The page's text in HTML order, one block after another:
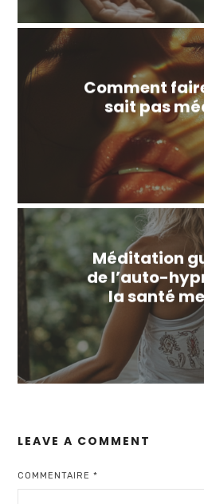
Comment
sait pas
Méditation
de l’auto-
la santé
LEAVE A COMMENT
COMMENTAIRE*